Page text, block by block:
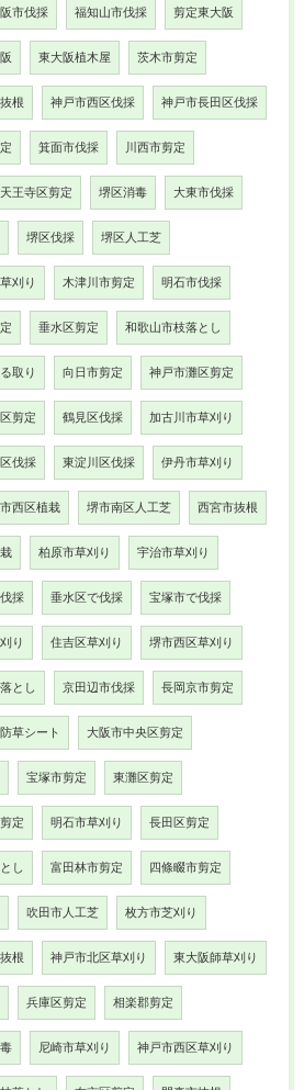
市伐採 福知山市伐採 剪定東大阪
東大阪植木屋 茨木市剪定
根 神戸市西区伐採 神戸市長田区伐採
箕面市伐採 川西市剪定
王寺区剪定 堺区消毒 大東市伐採
堺区伐採 堺区人工芝
刈り 木津川市剪定 明石市伐採
垂水区剪定 和歌山市枝落とし
取り 向日市剪定 神戸市灘区剪定
剪定 鶴見区伐採 加古川市草刈り
伐採 東淀川区伐採 伊丹市草刈り
西区植栽 堺市南区人工芝 西宮市抜根
柏原市草刈り 宇治市草刈り
採 垂水区で伐採 宝塚市で伐採
り 住吉区草刈り 堺市西区草刈り
とし 京田辺市伐採 長岡京市剪定
草シート 大阪市中央区剪定
宝塚市剪定 東灘区剪定
定 明石市草刈り 長田区剪定
し 富田林市剪定 四條畷市剪定
吹田市人工芝 枚方市芝刈り
根 神戸市北区草刈り 東大阪師草刈り
兵庫区剪定 相楽郡剪定
尼崎市草刈り 神戸市西区草刈り